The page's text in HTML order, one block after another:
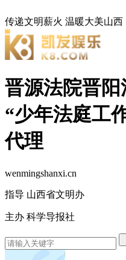
传递文明薪火 温暖大美山西
晋源法院晋
“少年法庭工
代理
wenmingshanxi.cn
指导 山西省文明办
主办 科学导报社